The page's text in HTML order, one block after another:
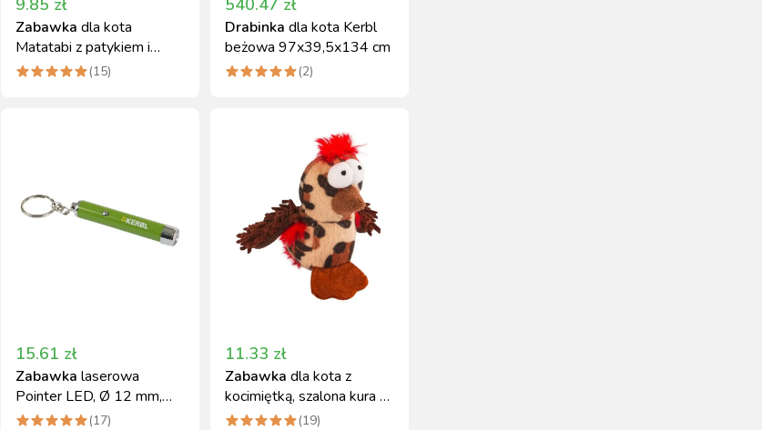
9.85 zł
Zabawka dla kota
Matatabi z patykiem i
piłką, 20 cm(15)
540.47 zł
Drabinka dla kota Kerbl
beżowa 97x39,5x134 cm
(2)
15.61 zł
Zabawka laserowa
Pointer LED, Ø 12 mm,
Kerbl
(17)
11.33 zł
Zabawka dla kota z
kocimiętką, szalona kura 8
cm
(19)